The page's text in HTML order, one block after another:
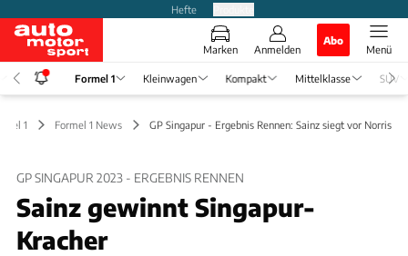
Hefte
Marken Anmelden
Abo
Menü
Formel 1 Kleinwagen Kompakt Mittelklasse SUV
1 Formel 1 News GP Singapur - Ergebnis Rennen: Sainz siegt vor Norris
GP SINGAPUR 2023 - ERGEBNIS RENNEN
Sainz gewinnt Singapur-
Kracher